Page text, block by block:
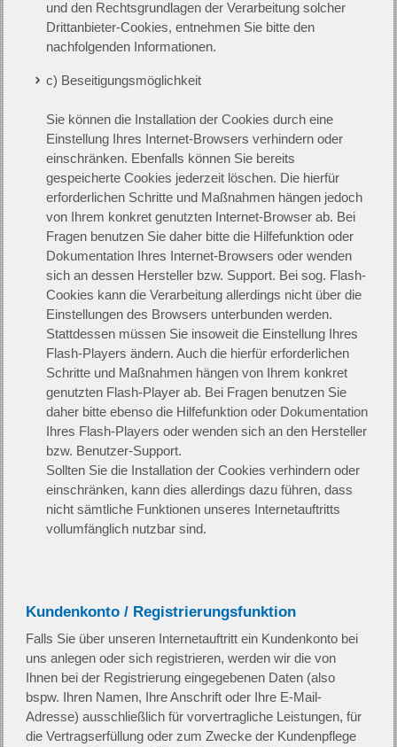
und den Rechtsgrundlagen der Verarbeitung solcher
Drittanbieter-Cookies, entnehmen Sie bitte den
nachfolgenden Informationen.
c) Beseitigungsmöglichkeit
Sie können die Installation der Cookies durch eine
Einstellung Ihres Internet-Browsers verhindern oder
einschränken. Ebenfalls können Sie bereits
gespeicherte Cookies jederzeit löschen. Die hierfür
erforderlichen Schritte und Maßnahmen hängen jedoch
von Ihrem konkret genutzten Internet-Browser ab. Bei
Fragen benutzen Sie daher bitte die Hilfefunktion oder
Dokumentation Ihres Internet-Browsers oder wenden
sich an dessen Hersteller bzw. Support. Bei sog. Flash-
Cookies kann die Verarbeitung allerdings nicht über die
Einstellungen des Browsers unterbunden werden.
Stattdessen müssen Sie insoweit die Einstellung Ihres
Flash-Players ändern. Auch die hierfür erforderlichen
Schritte und Maßnahmen hängen von Ihrem konkret
genutzten Flash-Player ab. Bei Fragen benutzen Sie
daher bitte ebenso die Hilfefunktion oder Dokumentation
Ihres Flash-Players oder wenden sich an den Hersteller
bzw. Benutzer-Support.
Sollten Sie die Installation der Cookies verhindern oder
einschränken, kann dies allerdings dazu führen, dass
nicht sämtliche Funktionen unseres Internetauftritts
vollumfänglich nutzbar sind.
Kundenkonto / Registrierungsfunktion
Falls Sie über unseren Internetauftritt ein Kundenkonto bei
uns anlegen oder sich registrieren, werden wir die von
Ihnen bei der Registrierung eingegebenen Daten (also
bspw. Ihren Namen, Ihre Anschrift oder Ihre E-Mail-
Adresse) ausschließlich für vorvertragliche Leistungen, für
die Vertragserfüllung oder zum Zwecke der Kundenpflege